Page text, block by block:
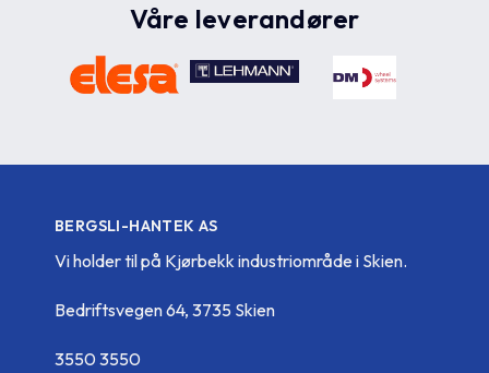
Våre leverandører
BERGSLI-HANTEK AS
Vi holder til på Kjørbekk industriområde i Skien.
Bedriftsvegen 64, 3735 Skien
3550 3550